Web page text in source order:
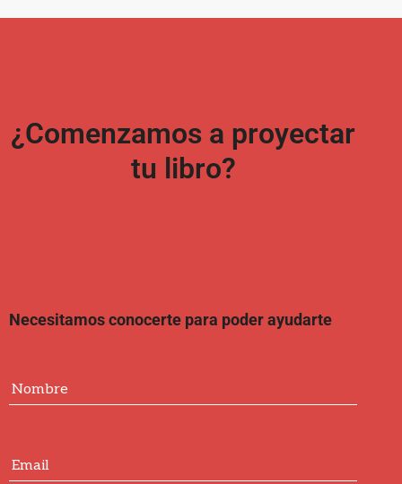
¿Comenzamos a proyectar
tu libro?
Necesitamos conocerte para poder ayudarte